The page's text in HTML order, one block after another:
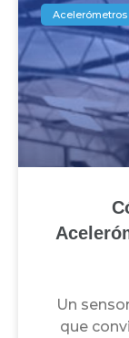
Acelerómetros
Un
que